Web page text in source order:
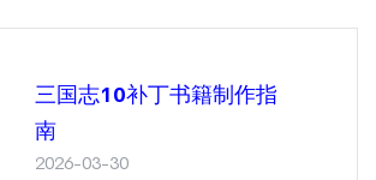
三国志10补丁书籍制作指
南
2026-03-30